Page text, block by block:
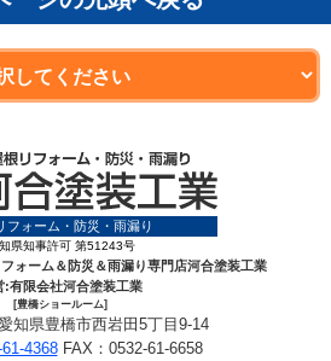
フォーム・防災・雨漏り
県知事許可 第51243号
ォーム＆防災＆雨漏り専門店河合塗装工業
:有限会社河合塗装工業
[豊橋ショールーム]
知県豊橋市西岩田5丁目9-14
4368FAX：0532-61-6658